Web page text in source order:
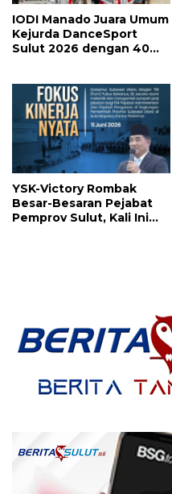
IODI Manado Juara Umum
Kejurda DanceSport
Sulut 2026 dengan 40
Menanti
YSK-Victory Rombak
Besar-Besaran Pejabat
Pemprov Sulut, Kali Ini